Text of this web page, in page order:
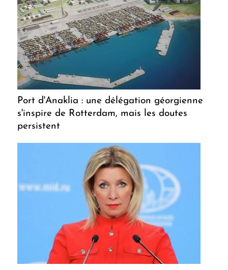
Port d'Anaklia : une délégation géorgienne
s'inspire de Rotterdam, mais les doutes
persistent